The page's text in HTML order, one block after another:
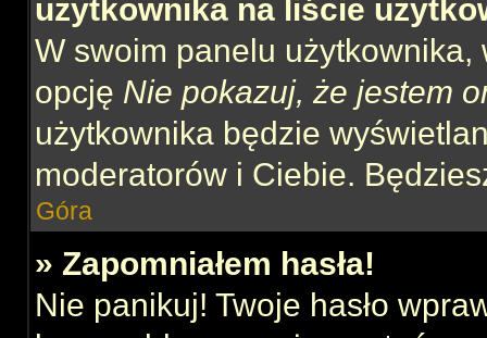
użytkownika na liście
W swoim panelu użytkownika,
opcję Nie pokazuj, że jestem
użytkownika będzie
moderatorów i Ciebie.
Góra
» Zapomniałem hasła!
Nie panikuj! Twoje hasło